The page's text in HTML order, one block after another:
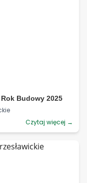
Budowy 2025
Czytaj więcej →